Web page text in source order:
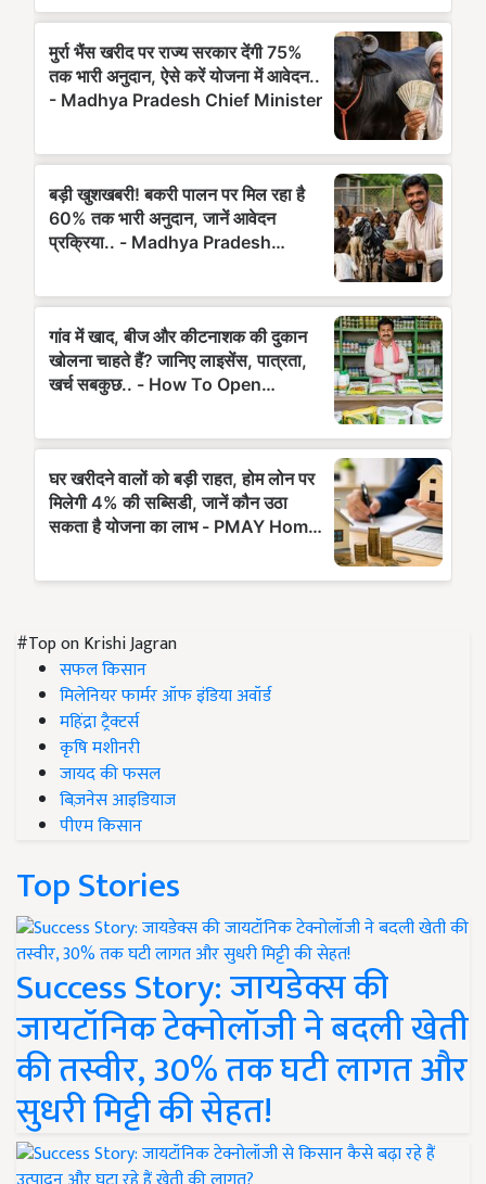
#Top on Krishi Jagran
सफल किसान
मिलेनियर फार्मर ऑफ इंडिया अवॉर्ड
महिंद्रा ट्रैक्टर्स
कृषि मशीनरी
जायद की फसल
बिज़नेस आइडियाज
पीएम किसान
Top Stories
Success Story: जायडेक्स की
जायटॉनिक टेक्नोलॉजी ने बदली खेती
की तस्वीर, 30% तक घटी लागत और
सुधरी मिट्टी की सेहत!